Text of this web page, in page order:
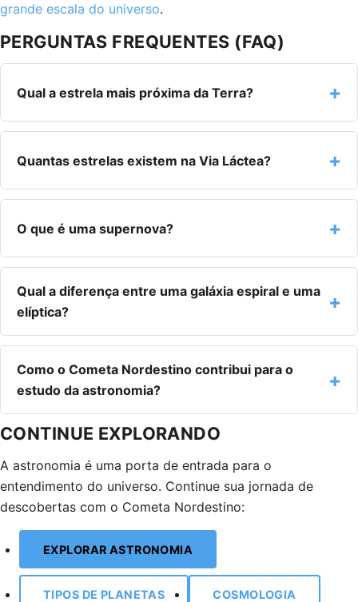
grande escala do universo.
PERGUNTAS FREQUENTES (FAQ)
Qual a estrela mais próxima da Terra?
Quantas estrelas existem na Via Láctea?
O que é uma supernova?
Qual a diferença entre uma galáxia espiral e uma
elíptica?
Como o Cometa Nordestino contribui para o
estudo da astronomia?
CONTINUE EXPLORANDO
A astronomia é uma porta de entrada para o
entendimento do universo. Continue sua jornada de
descobertas com o Cometa Nordestino:
EXPLORAR ASTRONOMIA
TIPOS DE PLANETAS COSMOLOGIA